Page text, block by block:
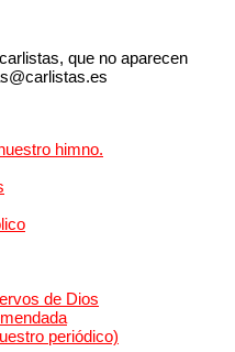
que no aparecen
himno.
de Dios
periódico)